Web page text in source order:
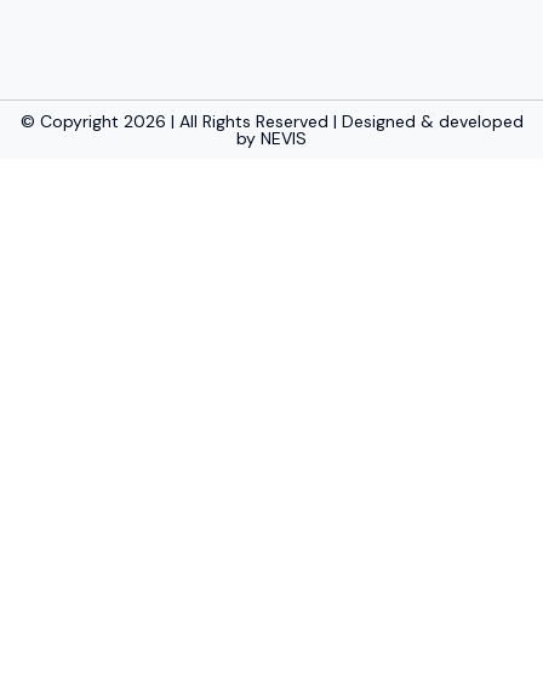
© Copyright 2026 | All Rights Reserved | Designed & developed
by NEVIS